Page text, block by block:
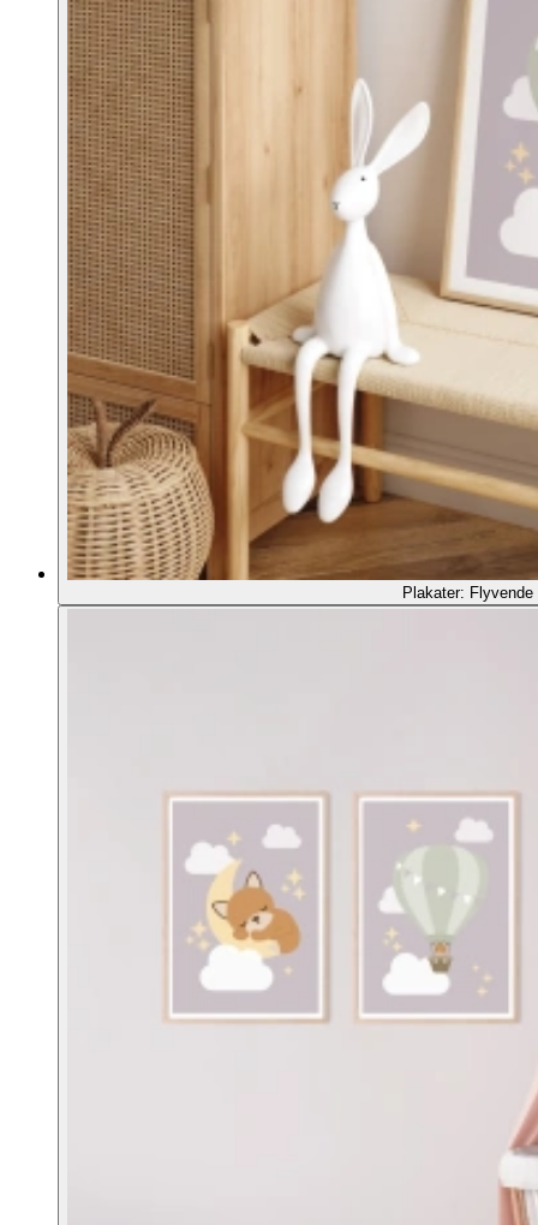
Plakater: Flyvende